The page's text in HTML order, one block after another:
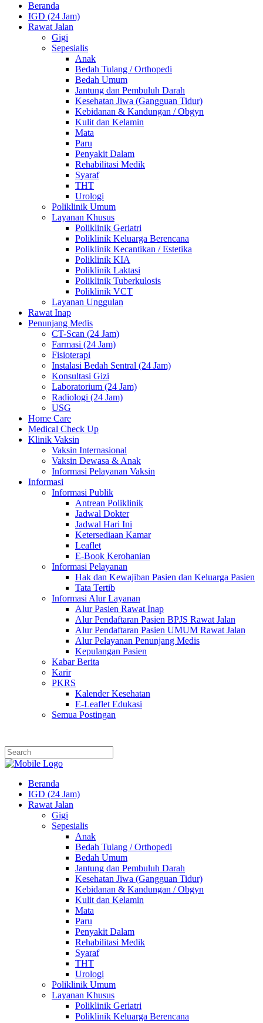
Beranda
IGD (24 Jam)
Rawat Jalan
Gigi
Sepesialis
Anak
Bedah Tulang / Orthopedi
Bedah Umum
Jantung dan Pembuluh Darah
Kesehatan Jiwa (Gangguan Tidur)
Kebidanan & Kandungan / Obgyn
Kulit dan Kelamin
Mata
Paru
Penyakit Dalam
Rehabilitasi Medik
Syaraf
THT
Urologi
Poliklinik Umum
Layanan Khusus
Poliklinik Geriatri
Poliklinik Keluarga Berencana
Poliklinik Kecantikan / Estetika
Poliklinik KIA
Poliklinik Laktasi
Poliklinik Tuberkulosis
Poliklinik VCT
Layanan Unggulan
Rawat Inap
Penunjang Medis
CT-Scan (24 Jam)
Farmasi (24 Jam)
Fisioterapi
Instalasi Bedah Sentral (24 Jam)
Konsultasi Gizi
Laboratorium (24 Jam)
Radiologi (24 Jam)
USG
Home Care
Medical Check Up
Klinik Vaksin
Vaksin Internasional
Vaksin Dewasa & Anak
Informasi Pelayanan Vaksin
Informasi
Informasi Publik
Antrean Poliklinik
Jadwal Dokter
Jadwal Hari Ini
Ketersediaan Kamar
Leaflet
E-Book Kerohanian
Informasi Pelayanan
Hak dan Kewajiban Pasien dan Keluarga Pasien
Tata Tertib
Informasi Alur Layanan
Alur Pasien Rawat Inap
Alur Pendaftaran Pasien BPJS Rawat Jalan
Alur Pendaftaran Pasien UMUM Rawat Jalan
Alur Pelayanan Penunjang Medis
Kepulangan Pasien
Kabar Berita
Karir
PKRS
Kalender Kesehatan
E-Leaflet Edukasi
Semua Postingan
Beranda
IGD (24 Jam)
Rawat Jalan
Gigi
Sepesialis
Anak
Bedah Tulang / Orthopedi
Bedah Umum
Jantung dan Pembuluh Darah
Kesehatan Jiwa (Gangguan Tidur)
Kebidanan & Kandungan / Obgyn
Kulit dan Kelamin
Mata
Paru
Penyakit Dalam
Rehabilitasi Medik
Syaraf
THT
Urologi
Poliklinik Umum
Layanan Khusus
Poliklinik Geriatri
Poliklinik Keluarga Berencana